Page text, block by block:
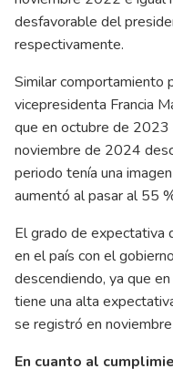
desfavorable del
respectivamente.
Similar comportamiento
vicepresidenta Francia
que en octubre de 2023
noviembre de 2024
periodo tenía una
aumentó al pasar al 55
El grado de expectativa
en el país con el
descendiendo, ya que
tiene una alta
se registró en
En cuanto al